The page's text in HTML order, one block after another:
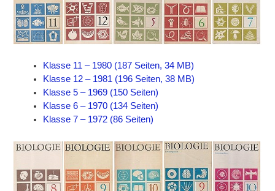
Klasse 11 – 1980 (187 Seiten, 34 MB)
Klasse 12 – 1981 (196 Seiten, 38 MB)
Klasse 5 – 1969 (150 Seiten)
Klasse 6 – 1970 (134 Seiten)
Klasse 7 – 1972 (86 Seiten)